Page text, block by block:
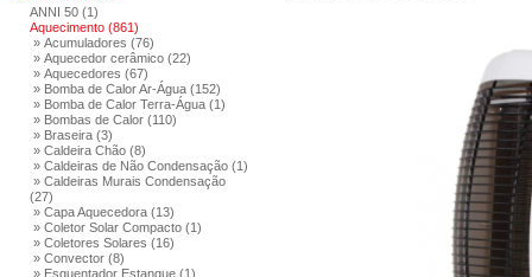
ANNI 50 (1)
Aquecimento (861)
» Acumuladores (76)
» Aquecedor cerâmico (22)
» Aquecedores (67)
» Bomba de Calor Ar-Água (152)
» Bomba de Calor Terra-Água (1)
» Bombas de Calor (110)
» Braseira (3)
» Caldeira Chão (8)
» Caldeiras de Não Condensação (1)
» Caldeiras Murais Condensação
(27)
» Capa Aquecedora (13)
» Coletor Solar Compacto (1)
» Coletores Solares (16)
» Convector (8)
» Esquentador Estanque (1)